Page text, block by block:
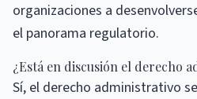
organizaciones a
el panorama regulatorio.
¿Está en discusión el derecho
Sí, el derecho administrativo